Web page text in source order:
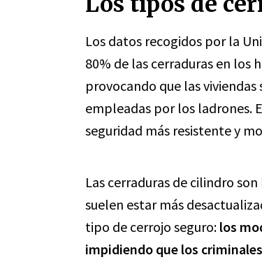
Los datos recogidos por la
80% de las cerraduras en los
provocando que las
empleadas por los ladrones.
seguridad más resistente y
Las cerraduras de cilindro
suelen estar más
tipo de cerrojo seguro: los
impidiendo que los